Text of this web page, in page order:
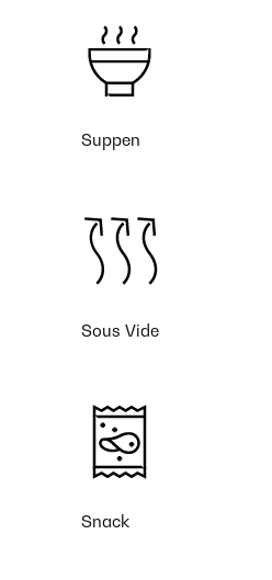
Suppen
Sous Vide
Snack